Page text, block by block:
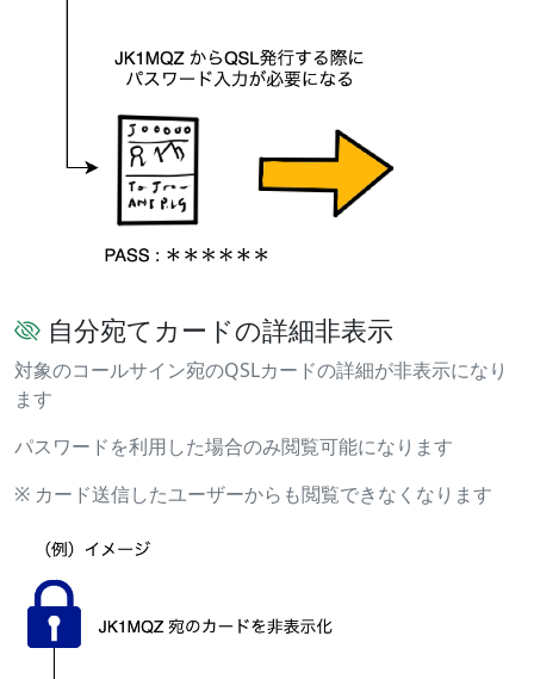
自分宛てカードの詳細非表示
対象のコールサイン宛のQSLカードの詳細が非表示になり
ます
パスワードを利用した場合のみ閲覧可能になります
※ カード送信したユーザーからも閲覧できなくなります